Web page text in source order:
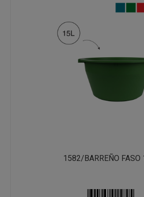
1582/BARREÑO FASO